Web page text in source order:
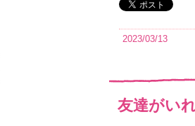
2023/03/13
友達がい